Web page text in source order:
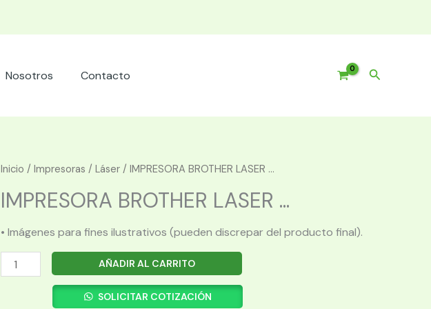
Nosotros Contacto Buscar
Inicio / Impresoras / Láser / IMPRESORA BROTHER LASER ...
IMPRESORA BROTHER LASER ...
• Imágenes para fines ilustrativos (pueden discrepar del producto final).
IMPRESORA
BROTHER
AÑADIR AL CARRITO
SOLICITAR COTIZACIÓN